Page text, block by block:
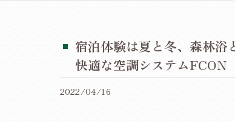
宿泊体験は夏と冬、森林浴
快適な空調システムFCON
2022/04/16